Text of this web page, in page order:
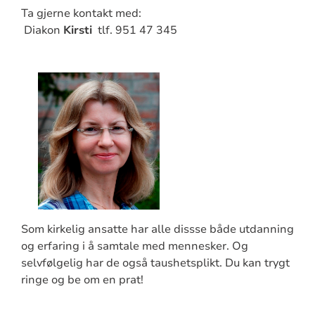
Ta gjerne kontakt med:
Diakon Kirstitlf. 951 47 345
Som kirkelig ansatte har alle dissse både utdanning
og erfaring i å samtale med mennesker. Og
selvfølgelig har de også taushetsplikt. Du kan trygt
ringe og be om en prat!